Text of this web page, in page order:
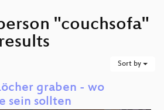
"couchsofa"
Sort by
graben - wo
sein sollten